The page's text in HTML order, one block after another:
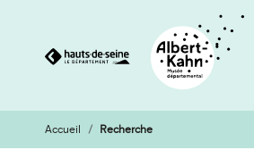
Accueil Recherche